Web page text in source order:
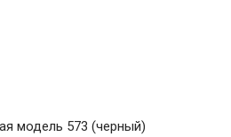
модель 573 (черный)